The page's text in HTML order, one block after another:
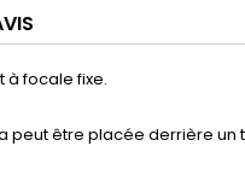
à focale fixe.
être placée derrière un